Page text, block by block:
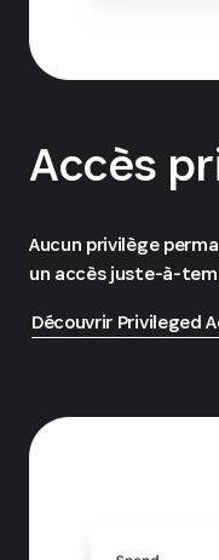
Accès
Aucun privilège
un accès juste-à-
Découvrir Privileged